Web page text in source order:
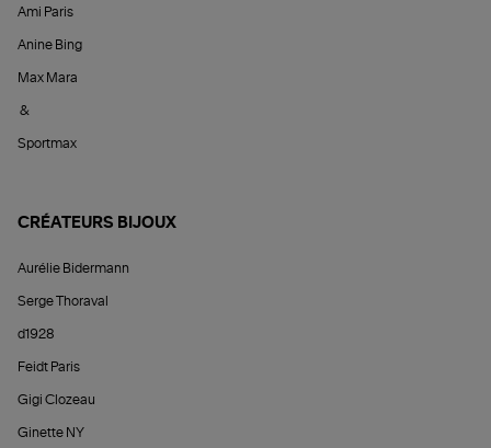
Ami Paris
Anine Bing
Max Mara
&
Sportmax
CRÉATEURS BIJOUX
Aurélie Bidermann
Serge Thoraval
d1928
Feidt Paris
Gigi Clozeau
Ginette NY